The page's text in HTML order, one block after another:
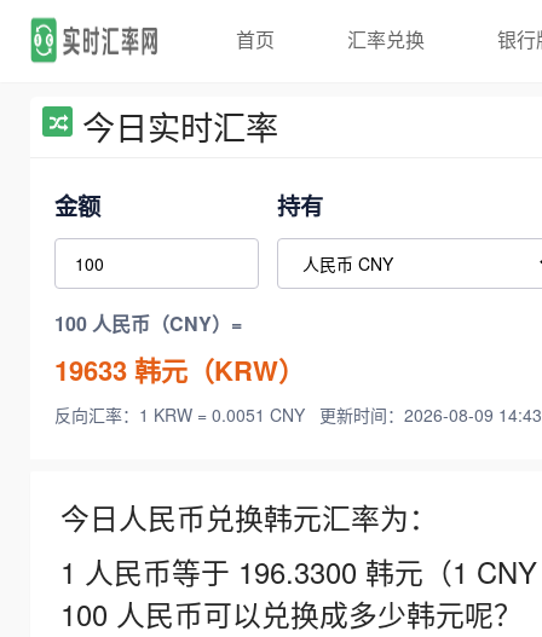
首页 汇率兑换 银行
今日实时汇率
金额 持有
100 人民币（CNY）=
19633韩元（KRW）
反向汇率：1 KRW = 0.0051 CNY 更新时间：2026-08-09
今日人民币兑换韩元汇率为：
1 人民币等于 196.3300 韩元（1
100 人民币可以兑换成多少韩元呢？